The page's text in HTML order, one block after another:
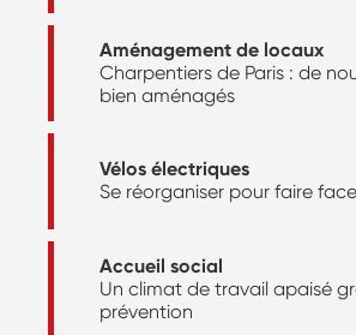
Aménagement de locaux
Charpentiers de Paris : de
bien aménagés
Vélos électriques
Se réorganiser pour faire
Accueil social
Un climat de travail apaisé
prévention